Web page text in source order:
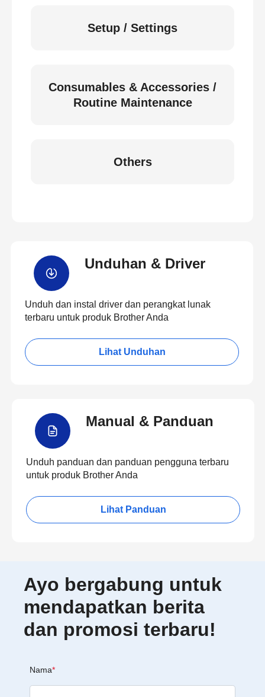
Setup / Settings
Consumables & Accessories /
Routine Maintenance
Others
Unduhan & Driver
Unduh dan instal driver dan perangkat lunak
terbaru untuk produk Brother Anda
Lihat Unduhan
Manual & Panduan
Unduh panduan dan panduan pengguna terbaru
untuk produk Brother Anda
Lihat Panduan
Ayo bergabung untuk
mendapatkan berita
dan promosi terbaru!
Nama*